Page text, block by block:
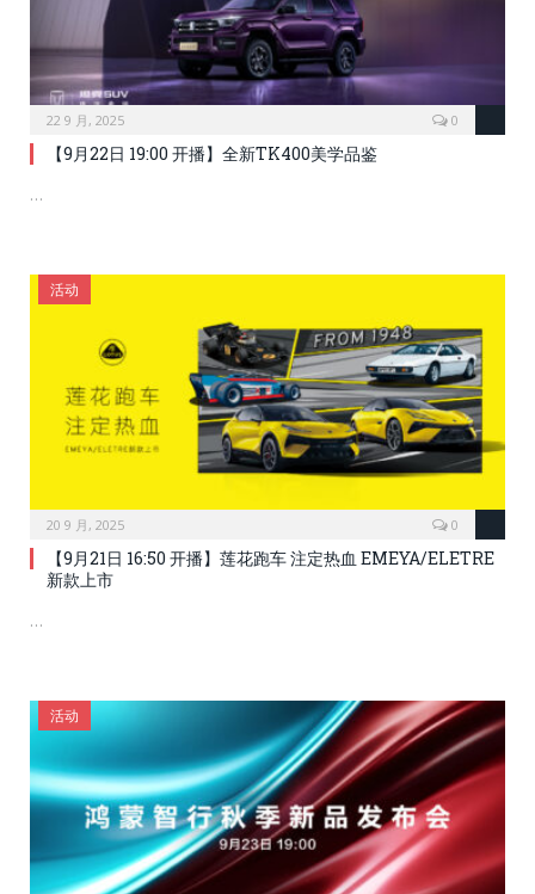
22 9 月, 2025 0
【9月22日 19:00 开播】全新TK400美学品鉴
…
活动
20 9 月, 2025 0
【9月21日 16:50 开播】莲花跑车 注定热血 EMEYA/ELETRE
新款上市
…
活动